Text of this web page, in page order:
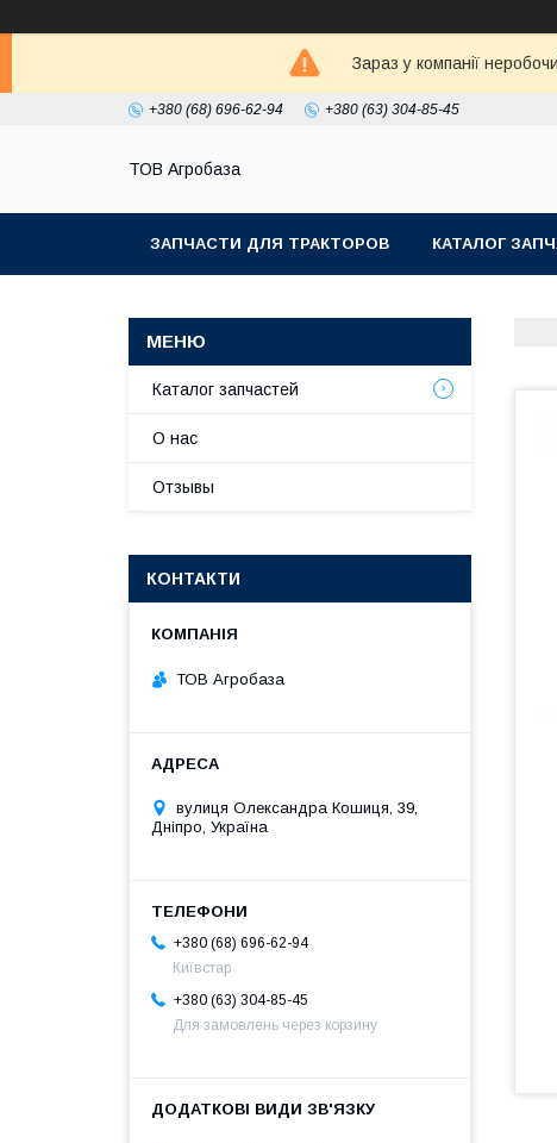
Зараз у компанії
+380 (68) 696-62-94 +380 (63) 304-85-45
ТОВ Агробаза
ЗАПЧАСТИ ДЛЯ ТРАКТОРОВ КАТАЛОГ
Каталог запчастей
О нас
Отзывы
КОНТАКТИ
ТОВ Агробаза
вулиця Олександра Кошиця, 39,
Дніпро, Україна
+380 (68) 696-62-94
Київстар
+380 (63) 304-85-45
Для замовлень через корзину